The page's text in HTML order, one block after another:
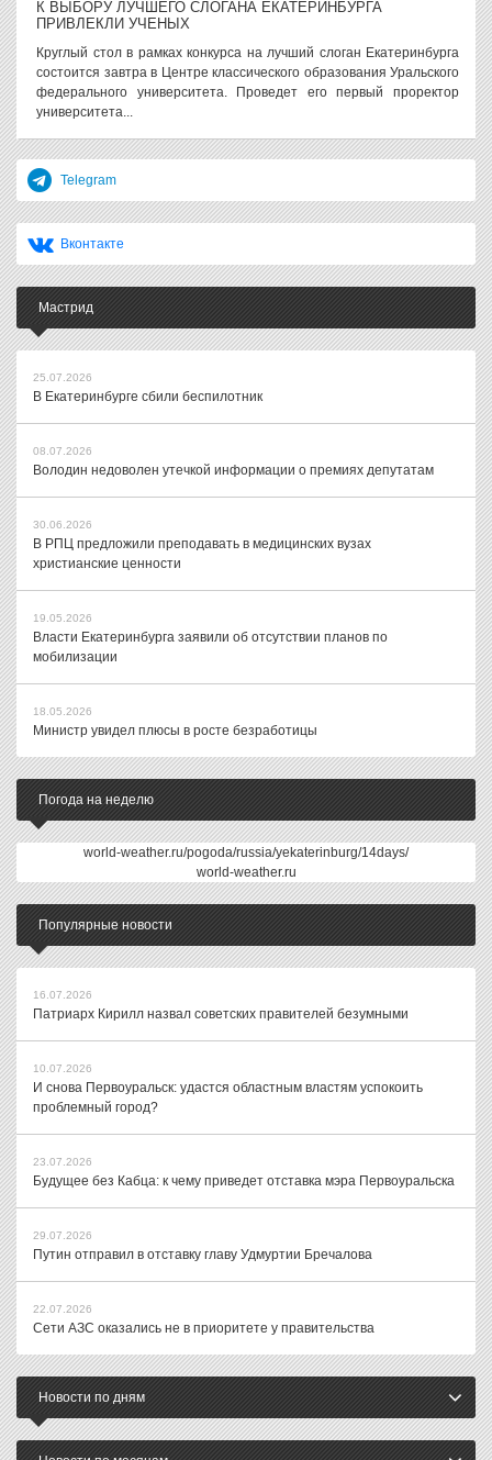
К ВЫБОРУ ЛУЧШЕГО СЛОГАНА ЕКАТЕРИНБУРГА
ПРИВЛЕКЛИ УЧЕНЫХ
Круглый стол в рамках конкурса на лучший слоган Екатеринбурга
состоится завтра в Центре классического образования Уральского
федерального университета. Проведет его первый проректор
университета...
Telegram
Вконтакте
Мастрид
25.07.2026
В Екатеринбурге сбили беспилотник
08.07.2026
Володин недоволен утечкой информации о премиях депутатам
30.06.2026
В РПЦ предложили преподавать в медицинских вузах
христианские ценности
19.05.2026
Власти Екатеринбурга заявили об отсутствии планов по
мобилизации
18.05.2026
Министр увидел плюсы в росте безработицы
Погода на неделю
world-weather.ru/pogoda/russia/yekaterinburg/14days/
world-weather.ru
Популярные новости
16.07.2026
Патриарх Кирилл назвал советских правителей безумными
10.07.2026
И снова Первоуральск: удастся областным властям успокоить
проблемный город?
23.07.2026
Будущее без Кабца: к чему приведет отставка мэра Первоуральска
29.07.2026
Путин отправил в отставку главу Удмуртии Бречалова
22.07.2026
Сети АЗС оказались не в приоритете у правительства
Новости по дням